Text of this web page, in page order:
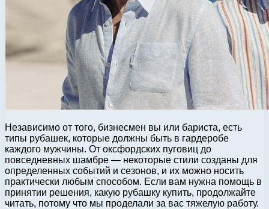
Независимо от того, бизнесмен вы или бариста, есть
типы рубашек, которые должны быть в гардеробе
каждого мужчины. От оксфордских пуговиц до
повседневных шамбре — некоторые стили созданы для
определенных событий и сезонов, и их можно носить
практически любым способом. Если вам нужна помощь в
принятии решения, какую рубашку купить, продолжайте
читать, потому что мы проделали за вас тяжелую работу.